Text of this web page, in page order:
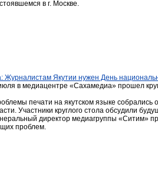
в г. Москве.
Журналистам Якутии нужен День
в медиацентре «Сахамедиа» прошел
печати на якутском языке собрались
Участники круглого стола обсудили
директор медиагруппы «Ситим»
проблем.